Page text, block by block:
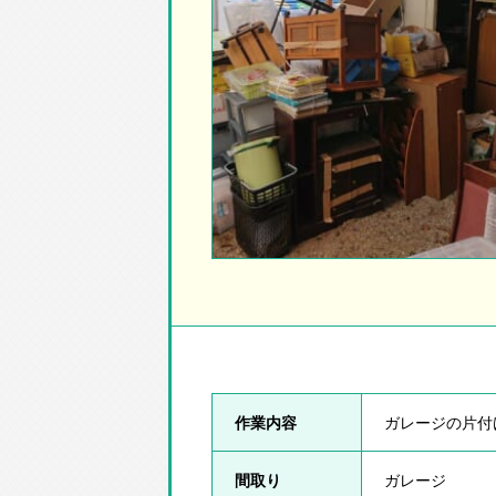
作業内容 ガレージの片
間取り ガレージ